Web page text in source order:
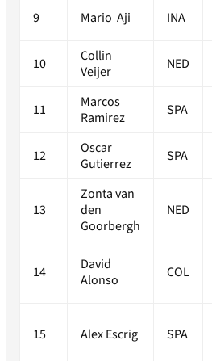
9 Mario Aji INA
10
Collin
Veijer
NED
11
Marcos
Ramirez
SPA
12
Oscar
Gutierrez
SPA
13
Zonta van
den
Goorbergh
NED
14
David
Alonso
COL
15 Alex Escrig SPA